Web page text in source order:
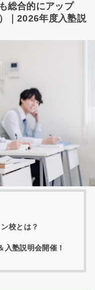
総合的にアップ
｜2026年度入塾説
校とは？
入塾説明会開催！